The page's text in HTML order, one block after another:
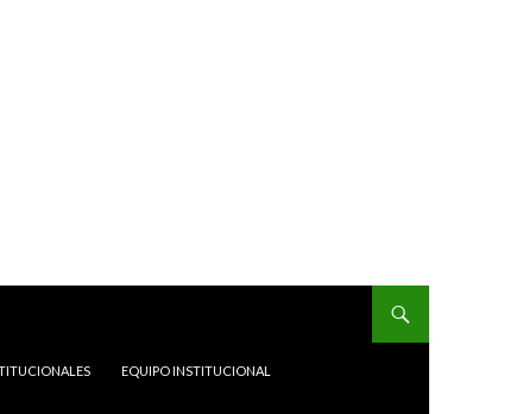
EQUIPO INSTITUCIONAL